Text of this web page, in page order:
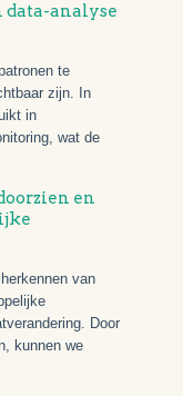
data-analyse
te
zijn. In
in
wat de
en
van
Door
kunnen we